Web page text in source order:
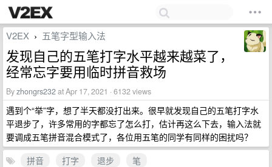
V2EX › 五笔字型输入法
发现自己的五笔打字水平越来越菜了，
经常忘字要用临时拼音救场
Byzhongrs232at Apr 17, 2021 · 6132 views
遇到个“举”字，想了半天都没打出来。很早就发现自己的五笔打字水
平退步了，许多常用的字都忘了怎么打，估计再这么下去，输入法就
要调成五笔拼音混合模式了，各位用五笔的同学有同样的困扰吗？
拼音
打字 退步
笔